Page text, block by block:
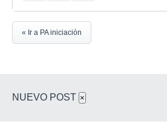
« Ir a PA iniciación
NUEVO POST ×